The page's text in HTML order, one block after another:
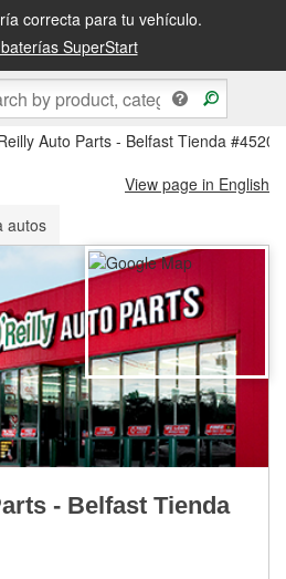
correcta para tu vehículo.
SuperStart
siguiente o recógela en la tienda
Auto Parts - Belfast Tienda #4520
View page in English
autos
- Belfast Tienda